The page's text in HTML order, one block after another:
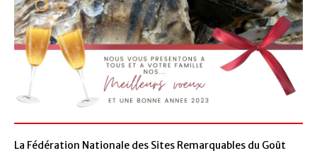
La Fédération Nationale des Sites Remarquables du Goût